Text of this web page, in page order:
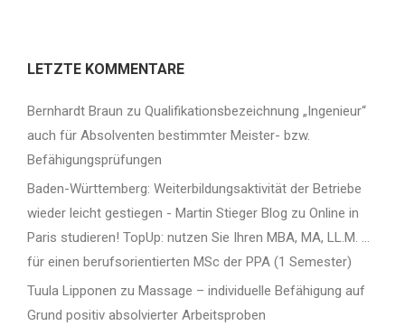
LETZTE KOMMENTARE
Bernhardt Braun zu Qualifikationsbezeichnung „Ingenieur“
auch für Absolventen bestimmter Meister- bzw.
Befähigungsprüfungen
Baden-Württemberg: Weiterbildungsaktivität der Betriebe
wieder leicht gestiegen - Martin Stieger Blog zu Online in
Paris studieren! TopUp: nutzen Sie Ihren MBA, MA, LL.M. …
für einen berufsorientierten MSc der PPA (1 Semester)
Tuula Lipponen zu Massage – individuelle Befähigung auf
Grund positiv absolvierter Arbeitsproben